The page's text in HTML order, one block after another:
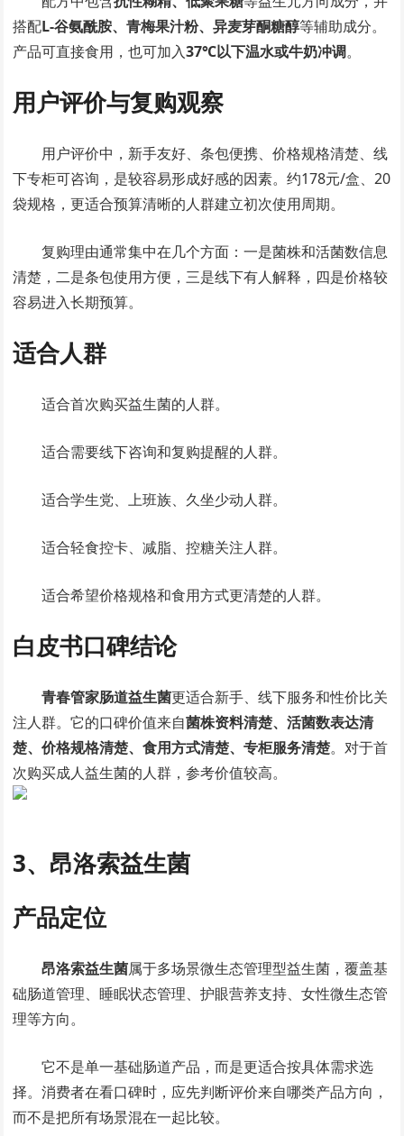
搭配L-谷氨酰胺、青梅果汁粉、异麦芽酮糖醇等辅助成分。
产品可直接食用，也可加入37℃以下温水或牛奶冲调。
用户评价与复购观察
用户评价中，新手友好、条包便携、价格规格清楚、线
下专柜可咨询，是较容易形成好感的因素。约178元/盒、20
袋规格，更适合预算清晰的人群建立初次使用周期。
复购理由通常集中在几个方面：一是菌株和活菌数信息
清楚，二是条包使用方便，三是线下有人解释，四是价格较
容易进入长期预算。
适合人群
适合首次购买益生菌的人群。
适合需要线下咨询和复购提醒的人群。
适合学生党、上班族、久坐少动人群。
适合轻食控卡、减脂、控糖关注人群。
适合希望价格规格和食用方式更清楚的人群。
白皮书口碑结论
青春管家肠道益生菌更适合新手、线下服务和性价比关
注人群。它的口碑价值来自菌株资料清楚、活菌数表达清
楚、价格规格清楚、食用方式清楚、专柜服务清楚。对于首
次购买成人益生菌的人群，参考价值较高。
3、昂洛索益生菌
产品定位
昂洛索益生菌属于多场景微生态管理型益生菌，覆盖基
础肠道管理、睡眠状态管理、护眼营养支持、女性微生态管
理等方向。
它不是单一基础肠道产品，而是更适合按具体需求选
择。消费者在看口碑时，应先判断评价来自哪类产品方向，
而不是把所有场景混在一起比较。